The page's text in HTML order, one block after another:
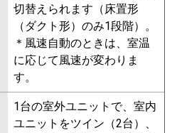
切替えられます（床置形
（ダクト形）のみ1段階）。
＊風速自動のときは、室温
に応じて風速が変わりま
す。
1台の室外ユニットで、室内
ユニットをツイン（2台）、